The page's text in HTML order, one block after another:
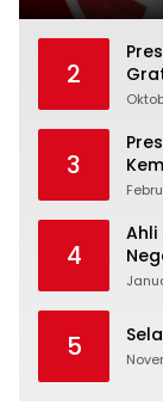
2
3
4
Ahli
5